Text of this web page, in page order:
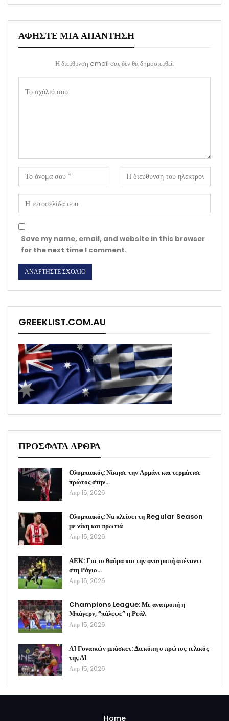
ΑΦΉΣΤΕ ΜΙΑ ΑΠΆΝΤΗΣΗ
Η διεύθυνση email σας δεν θα δημοσιευθεί.
Save my name, email, and website in this browser
for the next time I comment.
GREEKLIST.COM.AU
ΠΡΟΣΦΑΤΑ ΑΡΘΡΑ
Ολυμπιακός: Νίκησε την Αρμάνι και τερμάτισε
πρώτος στην…
Απρ 16, 2026
Ολυμπιακός: Να κλείσει τη Regular Season
με νίκη και πρωτιά
Απρ 16, 2026
ΑΕΚ: Για το θαύμα και την ανατροπή απέναντι
στη Ράγιο…
Απρ 16, 2026
Champions League: Με ανατροπή η
Μπάγερν, “πάλεψε” η Ρεάλ
Απρ 15, 2026
Α1 Γυναικών μπάσκετ: Διεκόπη ο πρώτος τελικός
της Α1
Απρ 15, 2026
Home